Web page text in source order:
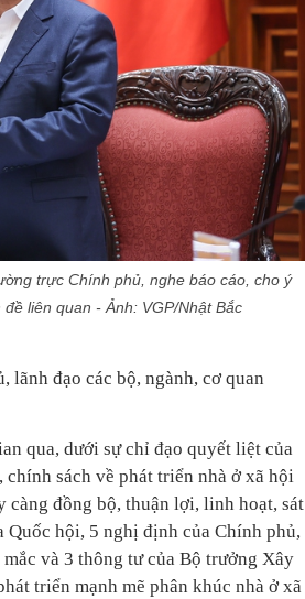
trực Chính phủ, nghe báo cáo, cho ý
liên quan - Ảnh: VGP/Nhật Bắc
lãnh đạo các bộ, ngành, cơ quan
qua, dưới sự chỉ đạo quyết liệt của
sách về phát triển nhà ở xã hội
càng đồng bộ, thuận lợi, linh hoạt, sát
hội, 5 nghị định của Chính phủ,
và 3 thông tư của Bộ trưởng Xây
triển mạnh mẽ phân khúc nhà ở xã